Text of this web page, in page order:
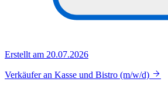
Erstellt am 20.07.2026
Verkäufer an Kasse und Bistro (m/w/d)